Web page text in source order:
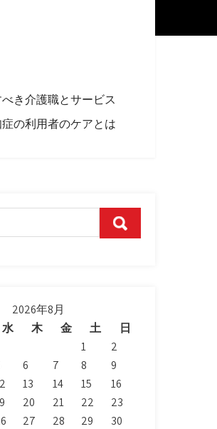
き介護職とサービス
の利用者のケアとは
2026年8月
水 木 金 土
日
1
2
6 7 8
9
13 14 15
16
20 21 22
23
27 28 29
30